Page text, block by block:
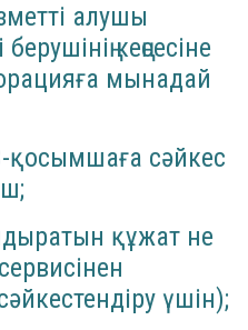
алушы
кеңсесіне
мынадай
қосымшаға сәйкес
құжат не
үшін);